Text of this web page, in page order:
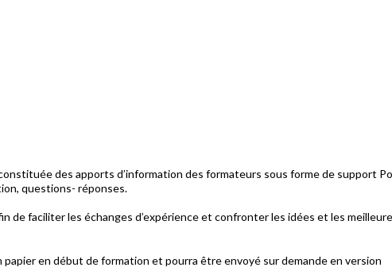
des apports d’information des formateurs sous forme de support
questions- réponses.
de faciliter les échanges d’expérience et confronter les idées et les
en début de formation et pourra être envoyé sur demande en version